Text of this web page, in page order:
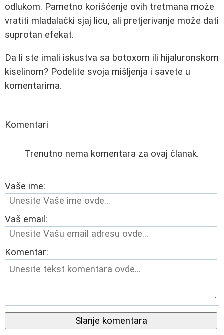
odlukom. Pametno korišćenje ovih tretmana može
vratiti mladalački sjaj licu, ali pretjerivanje može dati
suprotan efekat.
Da li ste imali iskustva sa botoxom ili hijaluronskom
kiselinom? Podelite svoja mišljenja i savete u
komentarima.
Komentari
Trenutno nema komentara za ovaj članak.
Vaše ime:
Vaš email:
Komentar:
Slanje komentara